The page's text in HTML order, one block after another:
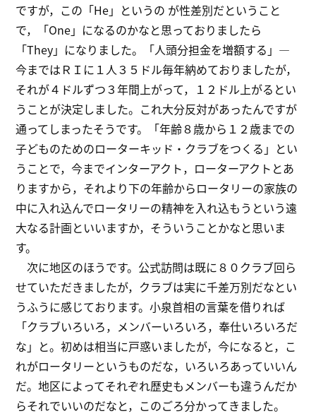
ですが，この「He」というの が性差別だということ
で，「One」になるのかなと思っておりましたら
「They」になりました。「人頭分担金を増額する」―
今まではＲＩに１人３５ドル毎年納めておりましたが，
それが４ドルずつ３年間上がって，１２ドル上がるとい
うことが決定しました。これ大分反対があったんですが
通ってしまったそうです。「年齢８歳から１２歳までの
子どものためのローターキッド・クラブをつくる」とい
うことで，今までインターアクト，ローターアクトとあ
りますから，それより下の年齢からロータリーの家族の
中に入れ込んでロータリーの精神を入れ込もうという遠
大なる計画といいますか，そういうことかなと思いま
す。
次に地区のほうです。公式訪問は既に８０クラブ回ら
せていただきましたが，クラブは実に千差万別だなとい
うふうに感じております。小泉首相の言葉を借りれば
「クラブいろいろ，メンバーいろいろ，奉仕いろいろだ
な」と。初めは相当に戸惑いましたが，今になると，こ
れがロータリーというものだな，いろいろあっていいん
だ。地区によってそれぞれ歴史もメンバーも違うんだか
らそれでいいのだなと，このごろ分かってきました。